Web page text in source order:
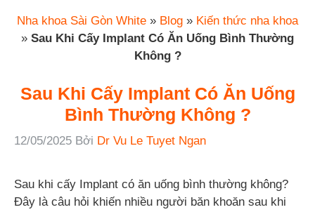
Nha khoa Sài Gòn White » Blog » Kiến thức nha khoa
» Sau Khi Cấy Implant Có Ăn Uống Bình Thường
Không ?
Sau Khi Cấy Implant Có Ăn Uống
Bình Thường Không ?
12/05/2025 Bởi Dr Vu Le Tuyet Ngan
Sau khi cấy Implant có ăn uống bình thường không?
Đây là câu hỏi khiến nhiều người băn khoăn sau khi